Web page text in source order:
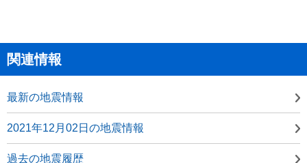
関連情報
最新の地震情報
2021年12月02日の地震情報
過去の地震履歴